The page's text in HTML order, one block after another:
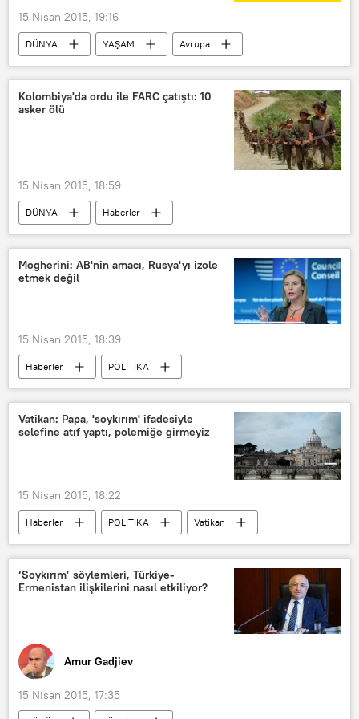
15 Nisan 2015, 19:16
DÜNYA YAŞAM
Avrupa
Haberler
Liberland
Kolombiya'da ordu ile FARC çatıştı: 10
asker ölü
15 Nisan 2015, 18:59
DÜNYA
Haberler
Güney Amerika
Kolombiya
FARC
Mogherini: AB'nin amacı, Rusya'yı izole
etmek değil
15 Nisan 2015, 18:39
Haberler
POLİTİKA
Federica Mogherini
Rusya-AB İlişkileri
Vatikan: Papa, 'soykırım' ifadesiyle
selefine atıf yaptı, polemiğe girmeyiz
15 Nisan 2015, 18:22
Haberler POLİTİKA Vatikan
‘Soykırım’ söylemleri, Türkiye-
Ermenistan ilişkilerini nasıl etkiliyor?
Amur Gadjiev
15 Nisan 2015, 17:35